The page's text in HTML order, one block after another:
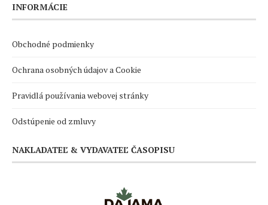
INFORMÁCIE
Obchodné podmienky
Ochrana osobných údajov a Cookie
Pravidlá používania webovej stránky
Odstúpenie od zmluvy
NAKLADATEĽ & VYDAVATEĽ ČASOPISU